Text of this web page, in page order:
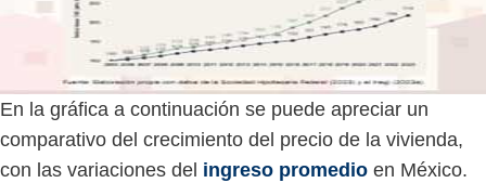
En la gráfica a continuación se puede apreciar un
comparativo del crecimiento del precio de la vivienda,
con las variaciones del ingreso promedio en México.